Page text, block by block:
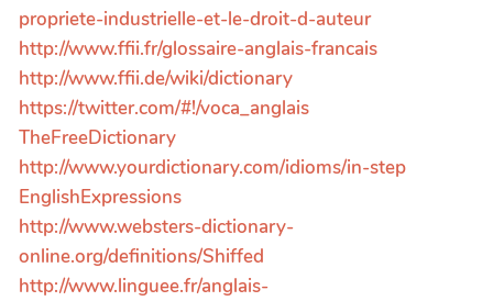
propriete-industrielle-et-le-droit-d-auteur
http://www.ffii.fr/glossaire-anglais-francais
http://www.ffii.de/wiki/dictionary
https://twitter.com/#!/voca_anglais
TheFreeDictionary
http://www.yourdictionary.com/idioms/in-step
EnglishExpressions
http://www.websters-dictionary-
online.org/definitions/Shiffed
http://www.linguee.fr/anglais-